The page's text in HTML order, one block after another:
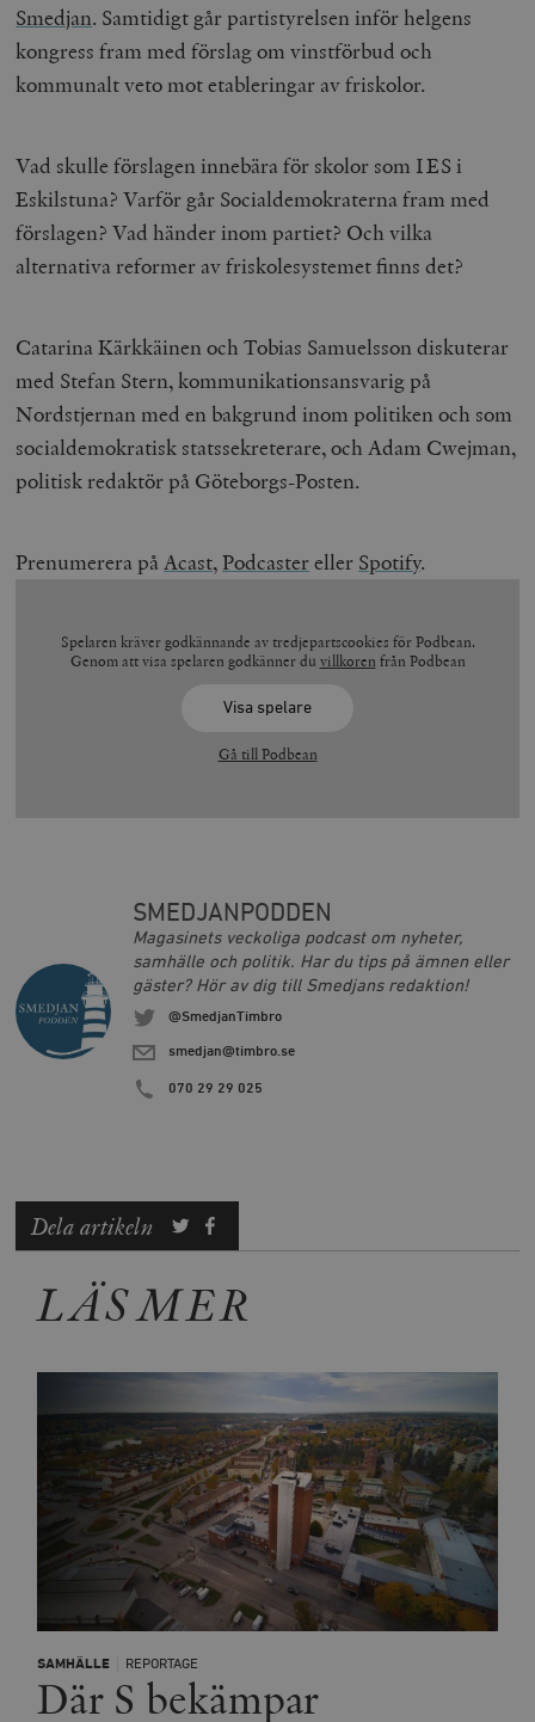
Smedjan. Samtidigt går partistyrelsen inför helgens
kongress fram med förslag om vinstförbud och
kommunalt veto mot etableringar av friskolor.
Vad skulle förslagen innebära för skolor som IES i
Eskilstuna? Varför går Socialdemokraterna fram med
förslagen? Vad händer inom partiet? Och vilka
alternativa reformer av friskolesystemet finns det?
Catarina Kärkkäinen och Tobias Samuelsson diskuterar
med Stefan Stern, kommunikationsansvarig på
Nordstjernan med en bakgrund inom politiken och som
socialdemokratisk statssekreterare, och Adam Cwejman,
politisk redaktör på Göteborgs-Posten.
Prenumerera påAcast,Podcastereller Spotify.
Spelaren kräver godkännande av tredjepartscookies för Podbean.
Genom att visa spelaren godkänner du villkoren från Podbean
Visa spelare
Gå till Podbean
SMEDJANPODDEN
Magasinets veckoliga podcast om nyheter,
samhälle och politik. Har du tips på ämnen eller
gäster? Hör av dig till Smedjans redaktion!
@SmedjanTimbro
smedjan@timbro.se
070 29 29 025
Dela artikeln
LÄS MER
SAMHÄLLE REPORTAGE
Där S bekämpar